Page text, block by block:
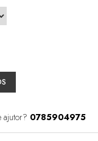
ajutor? 0785904975